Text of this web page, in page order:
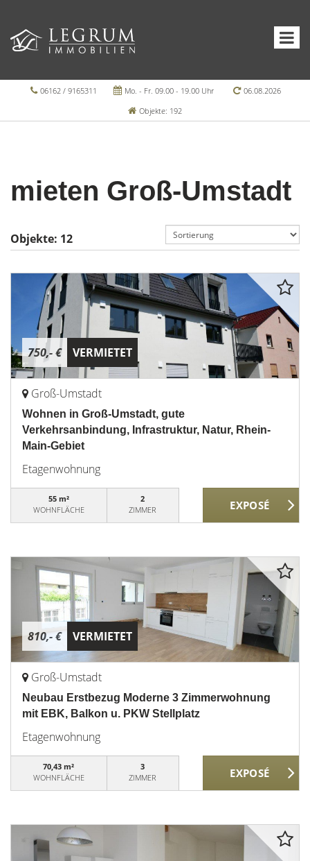
06162 / 9165311 Mo. - Fr. 09.00 - 19.00 Uhr
06.08.2026
Objekte: 192
mieten Groß-Umstadt
Objekte: 12
750,- € VERMIETET
Groß-Umstadt
Wohnen in Groß-Umstadt, gute
Verkehrsanbindung, Infrastruktur, Natur, Rhein-
Main-Gebiet
Etagenwohnung
55 m²
WOHNFLÄCHE
2
ZIMMER
810,- € VERMIETET
Groß-Umstadt
Neubau Erstbezug Moderne 3 Zimmerwohnung
mit EBK, Balkon u. PKW Stellplatz
Etagenwohnung
70,43 m²
WOHNFLÄCHE
3
ZIMMER